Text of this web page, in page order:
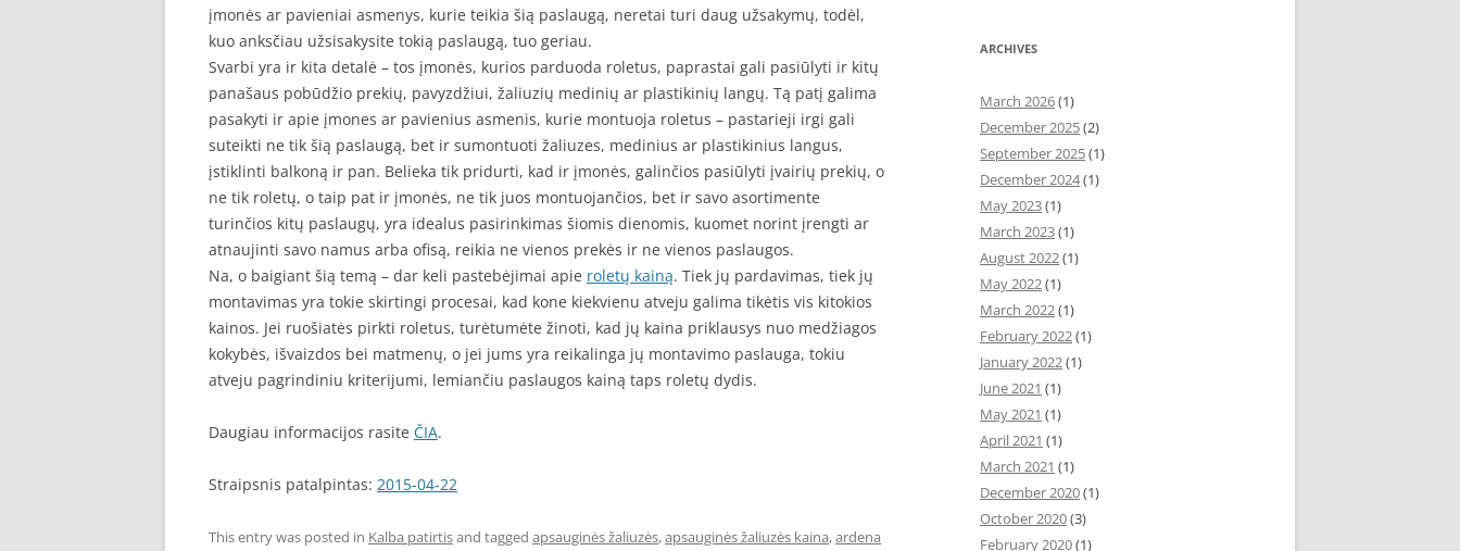
įmonės ar pavieniai asmenys, kurie teikia šią paslaugą, neretai turi daug užsakymų, todėl,
kuo anksčiau užsisakysite tokią paslaugą, tuo geriau.
Svarbi yra ir kita detalė – tos įmonės, kurios parduoda roletus, paprastai gali pasiūlyti ir kitų
panašaus pobūdžio prekių, pavyzdžiui, žaliuzių medinių ar plastikinių langų. Tą patį galima
pasakyti ir apie įmones ar pavienius asmenis, kurie montuoja roletus – pastarieji irgi gali
suteikti ne tik šią paslaugą, bet ir sumontuoti žaliuzes, medinius ar plastikinius langus,
įstiklinti balkoną ir pan. Belieka tik pridurti, kad ir įmonės, galinčios pasiūlyti įvairių prekių, o
ne tik roletų, o taip pat ir įmonės, ne tik juos montuojančios, bet ir savo asortimente
turinčios kitų paslaugų, yra idealus pasirinkimas šiomis dienomis, kuomet norint įrengti ar
atnaujinti savo namus arba ofisą, reikia ne vienos prekės ir ne vienos paslaugos.
Na, o baigiant šią temą – dar keli pastebėjimai apie roletų kainą. Tiek jų pardavimas, tiek jų
montavimas yra tokie skirtingi procesai, kad kone kiekvienu atveju galima tikėtis vis kitokios
kainos. Jei ruošiatės pirkti roletus, turėtumėte žinoti, kad jų kaina priklausys nuo medžiagos
kokybės, išvaizdos bei matmenų, o jei jums yra reikalinga jų montavimo paslauga, tokiu
atveju pagrindiniu kriterijumi, lemiančiu paslaugos kainą taps roletų dydis.
Daugiau informacijos rasite ČIA.
Straipsnis patalpintas: 2015-04-22
This entry was posted in Kalba patirtisand tagged apsauginės žaliuzės,apsauginės žaliuzės kaina,ardena
ARCHIVES
March 2026(1)
December 2025(2)
September 2025(1)
December 2024(1)
May 2023(1)
March 2023(1)
August 2022(1)
May 2022(1)
March 2022(1)
February 2022(1)
January 2022(1)
June 2021 (1)
May 2021 (1)
April 2021 (1)
March 2021 (1)
December 2020(1)
October 2020(3)
February 2020(1)